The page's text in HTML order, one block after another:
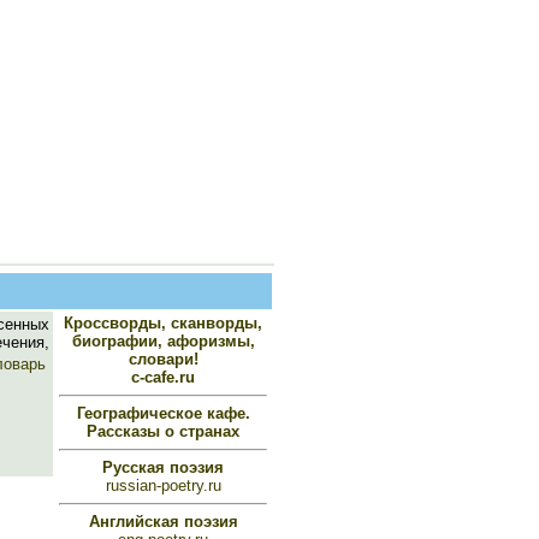
Кроссворды, сканворды,
биографии, афоризмы,
словари!
c-cafe.ru
Географическое кафе.
Рассказы о странах
Русская поэзия
russian-poetry.ru
Английская поэзия